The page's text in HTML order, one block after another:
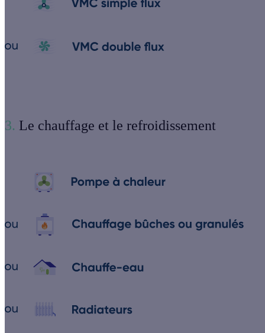
3. Le chauffage et le refroidissement